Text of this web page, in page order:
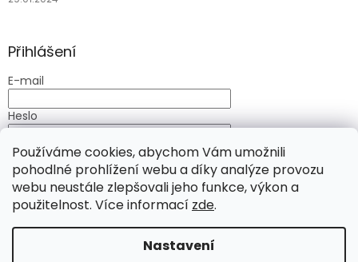
Používáme cookies, abychom Vám umožnili
pohodlné prohlížení webu a díky analýze provozu
webu neustále zlepšovali jeho funkce, výkon a
použitelnost. Více informací zde.
Nastavení
Chcete slevu 50 Kč na Váš nákup? Přihlaste se k našemu
Přihlášení
E-mail
Heslo
PŘIHLÁSIT SE
Nová registrace Zapomenuté heslo
Vytvořil Shoptet